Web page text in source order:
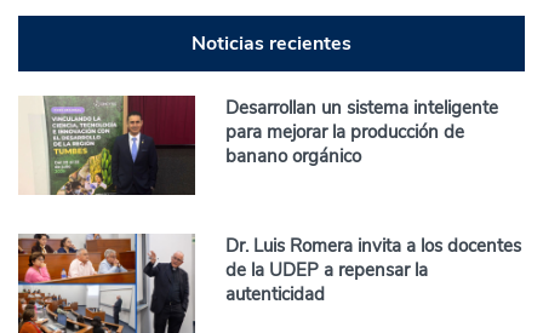
Noticias recientes
Desarrollan un sistema inteligente
para mejorar la producción de
banano orgánico
Dr. Luis Romera invita a los docentes
de la UDEP a repensar la
autenticidad